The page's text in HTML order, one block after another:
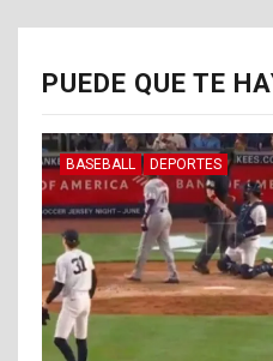
PUEDE QUE TE
BASEBALL DEPORTES